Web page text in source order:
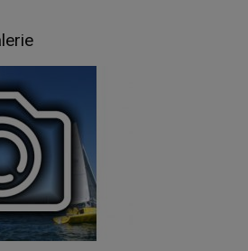
między Panią/Panem a
6 ust.1 lit. b RODO),
Panią/Pana zgoda na
osobowych – np. w celu
lit. a RODO).
danych w celach
pkt 3,Pani/Pana
innym odbiorcom lub
danych osobowych
Pana danych osobowych mogą